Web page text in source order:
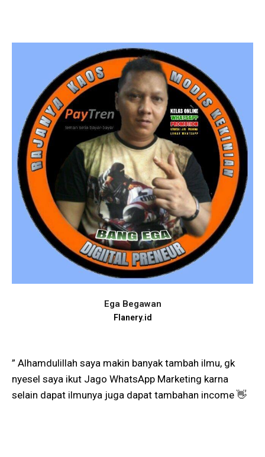
Ega Begawan
Flanery.id
” Alhamdulillah saya makin banyak tambah ilmu, gk
nyesel saya ikut Jago WhatsApp Marketing karna
selain dapat ilmunya juga dapat tambahan income 👋